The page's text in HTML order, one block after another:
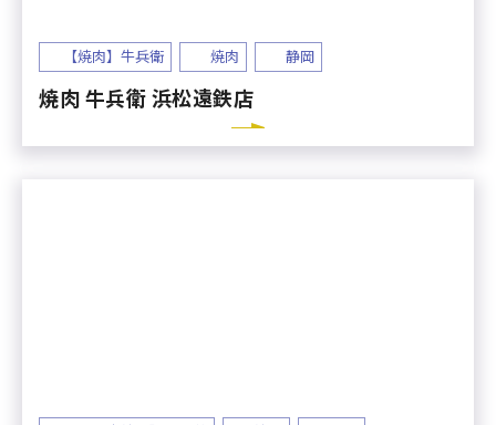
【焼肉】牛兵衛 焼肉 静岡
焼肉 牛兵衛 浜松遠鉄店